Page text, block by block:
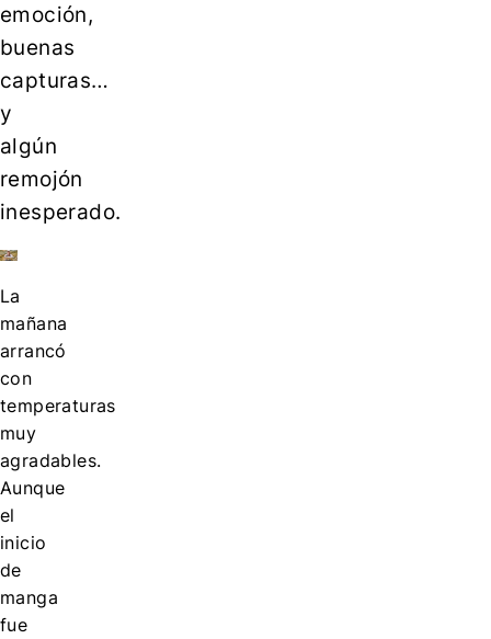
emoción,
buenas
capturas…
y
algún
remojón
inesperado.
La
mañana
arrancó
con
temperaturas
muy
agradables.
Aunque
el
inicio
de
manga
fue